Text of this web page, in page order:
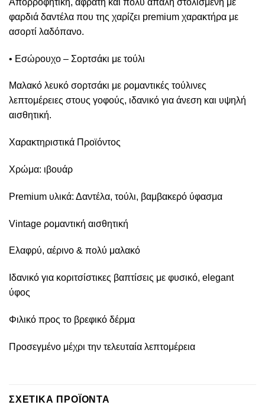
φαρδιά δαντέλα που της χαρίζει premium χαρακτήρα με
ασορτί λαδόπανο.
• Εσώρουχο – Σορτσάκι με τούλι
Μαλακό λευκό σορτσάκι με ρομαντικές τούλινες
λεπτομέρειες στους γοφούς, ιδανικό για άνεση και υψηλή
αισθητική.
Χαρακτηριστικά Προϊόντος
Χρώμα: ιβουάρ
Premium υλικά: Δαντέλα, τούλι, βαμβακερό ύφασμα
Vintage ρομαντική αισθητική
Ελαφρύ, αέρινο & πολύ μαλακό
Ιδανικό για κοριτσίστικες βαπτίσεις με φυσικό, elegant
ύφος
Φιλικό προς το βρεφικό δέρμα
Προσεγμένο μέχρι την τελευταία λεπτομέρεια
ΣΧΕΤΙΚΑ ΠΡΟΪΟΝΤΑ